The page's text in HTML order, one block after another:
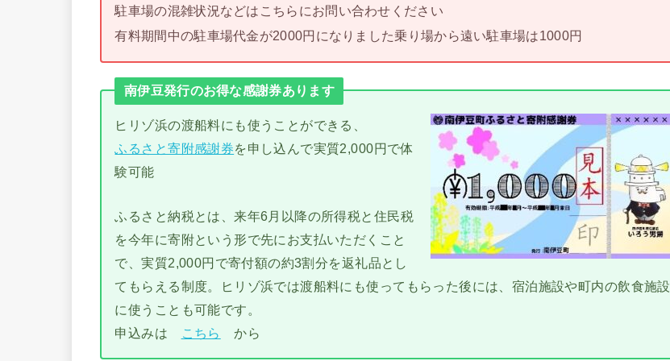
駐車場の混雑状況などはこちらにお問い合わせください
有料期間中の駐車場代金が2000円になりました乗り場から遠い駐車場は1000円
南伊豆発行のお得な感謝券あります
ヒリゾ浜の渡船料にも使うことができる、
ふるさと寄附感謝券を申し込んで実質2,000円で体
験可能
ふるさと納税とは、来年6月以降の所得税と住民税
を今年に寄附という形で先にお支払いただくこと
で、実質2,000円で寄付額の約3割分を返礼品とし
てもらえる制度。ヒリゾ浜では渡船料にも使ってもらった後には、宿泊施設や町内の飲食施設
に使うことも可能です。
申込みは
こちら から